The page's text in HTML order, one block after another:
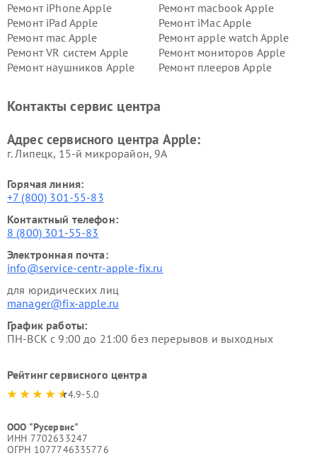
Ремонт iPhone Apple
Ремонт macbook Apple
Ремонт iPad Apple
Ремонт iMac Apple
Ремонт mac Apple
Ремонт apple watch Apple
Ремонт VR систем Apple
Ремонт мониторов Apple
Ремонт наушников Apple
Ремонт плееров Apple
Контакты сервис центра
Адрес сервисного центра Apple:
г. Липецк, 15-й микрорайон, 9А
Горячая линия:
+7 (800) 301-55-83
Контактный телефон:
8 (800) 301-55-83
Электронная почта:
info@service-centr-apple-fix.ru
для юридических лиц
manager@fix-apple.ru
График работы:
ПН-ВСК с 9:00 до 21:00 без перерывов и выходных
Рейтинг сервисного центра
4.9-5.0
ООО "Русервис"
ИНН 7702633247
ОГРН 1077746335776